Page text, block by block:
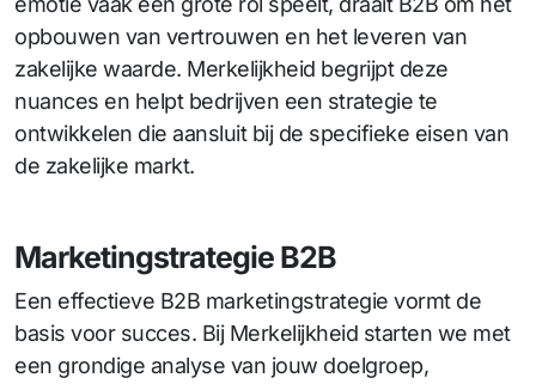
opbouwen van vertrouwen en het leveren van
zakelijke waarde. Merkelijkheid begrijpt deze
nuances en helpt bedrijven een strategie te
ontwikkelen die aansluit bij de specifieke eisen van
de zakelijke markt.
Marketingstrategie B2B
Een effectieve B2B marketingstrategie vormt de
basis voor succes. Bij Merkelijkheid starten we met
een grondige analyse van jouw doelgroep,